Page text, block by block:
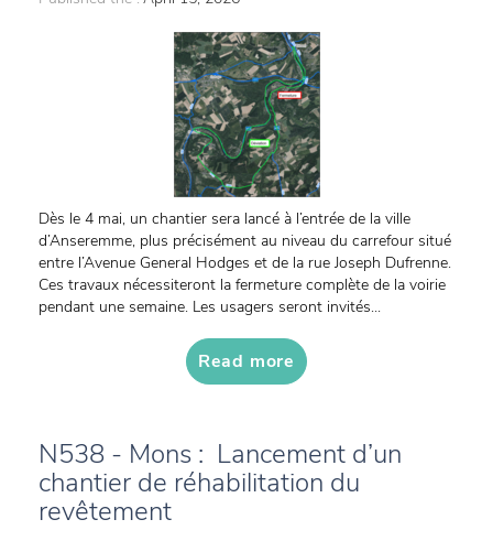
Dès le 4 mai, un chantier sera lancé à l’entrée de la ville
d’Anseremme, plus précisément au niveau du carrefour situé
entre l’Avenue General Hodges et de la rue Joseph Dufrenne.
Ces travaux nécessiteront la fermeture complète de la voirie
pendant une semaine. Les usagers seront invités...
Read more
N538 - Mons : Lancement d’un
chantier de réhabilitation du
revêtement